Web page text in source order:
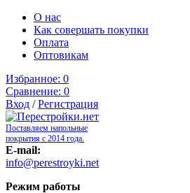
О нас
Как совершать покупки
Оплата
Оптовикам
Избранное: 0
Сравнение: 0
Вход /Регистрация
Поставляем напольные
покрытия с 2014 года.
E-mail:
info@perestroyki.net
Режим работы